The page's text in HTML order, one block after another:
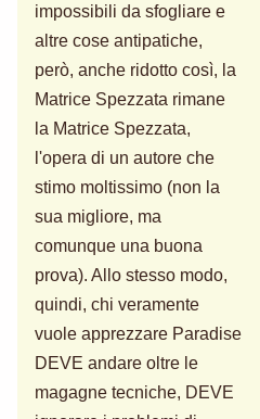
impossibili da sfogliare e
altre cose antipatiche,
però, anche ridotto così, la
Matrice Spezzata rimane
la Matrice Spezzata,
l'opera di un autore che
stimo moltissimo (non la
sua migliore, ma
comunque una buona
prova). Allo stesso modo,
quindi, chi veramente
vuole apprezzare Paradise
DEVE andare oltre le
magagne tecniche, DEVE